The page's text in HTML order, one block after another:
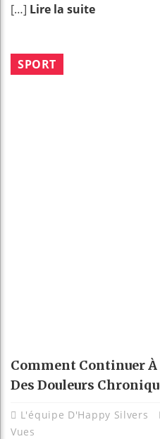
[…] Lire la suite
SPORT
Comment Continuer À
Des Douleurs
L'équipe D'Happy Silvers
Vues